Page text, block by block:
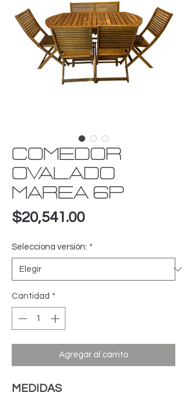
COMEDOR
OVALADO
MAREA 6P
$20,541.00Precio
Selecciona versión: *
Cantidad *
Agregar al carrito
MEDIDAS